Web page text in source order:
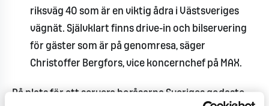
riksväg 40 som är en viktig ådra i Västsveriges
vägnät. Självklart finns drive-in och bilservering
för gäster som är på genomresa, säger
Christoffer Bergfors, vice koncernchef på MAX.
På plats för att servera boråsarna Sveriges godaste